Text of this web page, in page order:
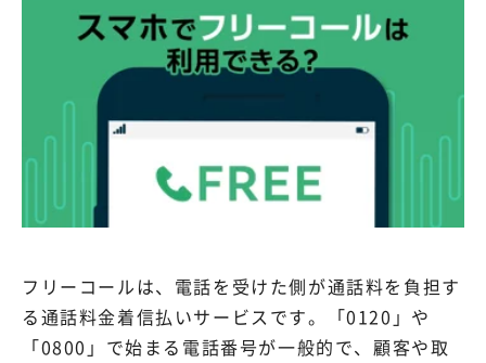
フリーコールは、電話を受けた側が通話料を負担す
る通話料金着信払いサービスです。「0120」や
「0800」で始まる電話番号が一般的で、顧客や取